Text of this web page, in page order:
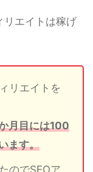
エイトは稼げ
リエイトを
月目には100
ます。